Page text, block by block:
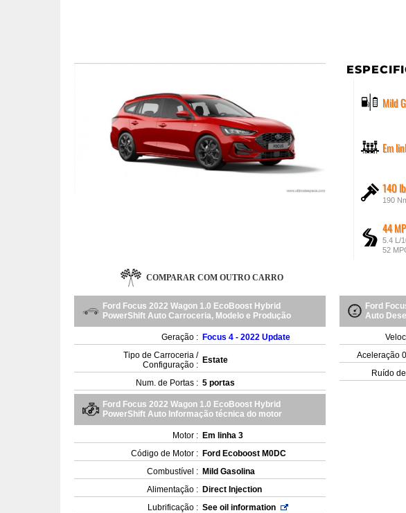
Mild
Em
140
190
44
5.4 L/
52
COMPARAR COM OUTRO CARRO
Ford Focus 2022 Wagon 1.0 EcoBoost Hybrid
PowerShift Auto Carroceria, Modelo e Produção
Geração : Focus 4 - 2022 Update
Tipo de Carroceria /
Configuração : Estate
Num. de Portas : 5 portas
Ford Focus 2022 Wagon 1.0 EcoBoost Hybrid
PowerShift Auto Informação técnica do motor
Motor : Em linha 3
Código de Motor : Ford Ecoboost M0DC
Combustível : Mild Gasolina
Alimentação : Direct Injection
Lubrificação : See oil information
Ford
Auto
Aceleração
Ruído